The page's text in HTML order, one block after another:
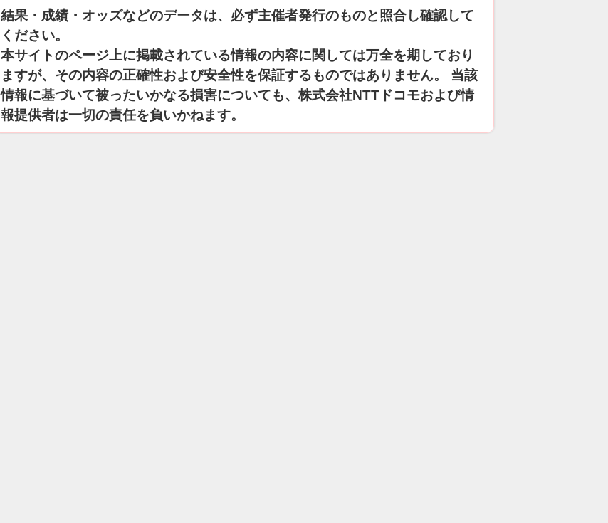
結果・成績・オッズなどのデータは、必ず主催者発行のものと照合し確認して
ください。
本サイトのページ上に掲載されている情報の内容に関しては万全を期しており
ますが、その内容の正確性および安全性を保証するものではありません。 当該
情報に基づいて被ったいかなる損害についても、株式会社NTTドコモおよび情
報提供者は一切の責任を負いかねます。